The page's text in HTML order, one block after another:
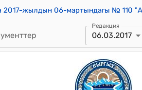
Редакция
06.03.2017